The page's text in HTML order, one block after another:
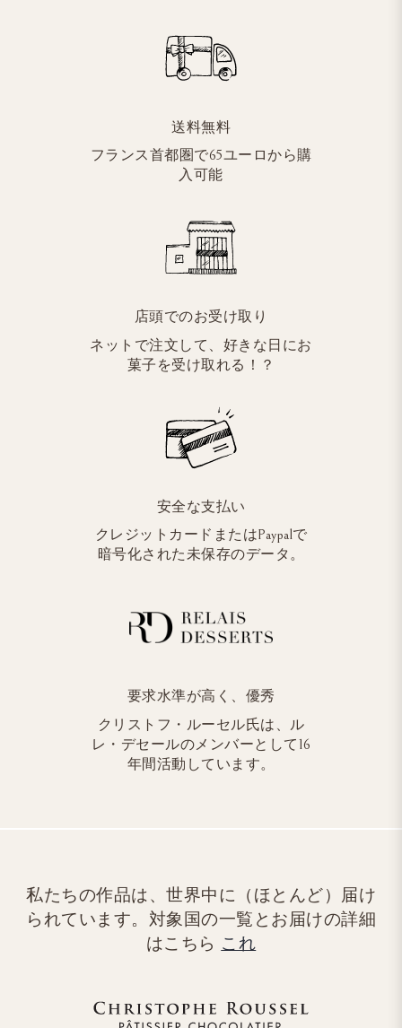
送料無料
フランス首都圏で65ユーロから購
入可能
店頭でのお受け取り
ネットで注文して、好きな日にお
菓子を受け取れる！？
安全な支払い
クレジットカードまたはPaypalで
暗号化された未保存のデータ。
要求水準が高く、優秀
クリストフ・ルーセル氏は、ル
レ・デセールのメンバーとして16
年間活動しています。
私たちの作品は、世界中に（ほとんど）届け
られています。対象国の一覧とお届けの詳細
はこちら これ